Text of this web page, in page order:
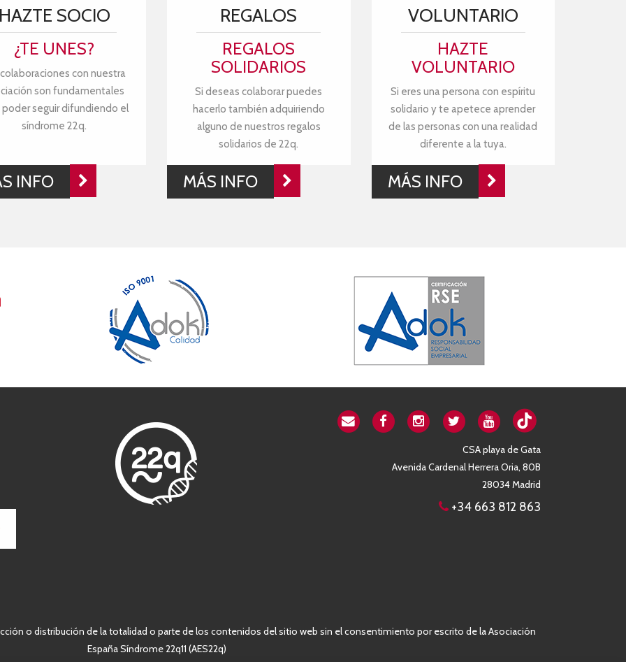
SOCIO
¿TE UNES?
con nuestra
son fundamentales
poder seguir difundiendo el
síndrome 22q.
INFO
REGALOS
REGALOS
SOLIDARIOS
Si deseas colaborar puedes
hacerlo también adquiriendo
alguno de nuestros regalos
solidarios de 22q.
MÁS INFO
VOLUNTARIO
HAZTE
VOLUNTARIO
Si eres una persona con espíritu
solidario y te apetece aprender
de las personas con una realidad
diferente a la tuya.
MÁS INFO
CSA playa de Gata
Avenida Cardenal Herrera Oria, 80B
28034 Madrid
+34 663 812 863
o distribución de la totalidad o parte de los contenidos del sitio web sin el consentimiento por escrito de la Asociación
España Síndrome 22q11 (AES22q)